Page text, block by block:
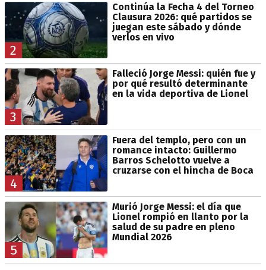
2
Continúa la Fecha 4 del Torneo
Clausura 2026: qué partidos se
juegan este sábado y dónde
verlos en vivo
3
Falleció Jorge Messi: quién fue y
por qué resultó determinante
en la vida deportiva de Lionel
4
Fuera del templo, pero con un
romance intacto: Guillermo
Barros Schelotto vuelve a
cruzarse con el hincha de Boca
5
Murió Jorge Messi: el día que
Lionel rompió en llanto por la
salud de su padre en pleno
Mundial 2026